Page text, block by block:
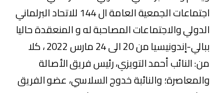
اجتماعات الجمعية العامة ال 144 للاتحاد البرلماني
الدولي والاجتماعات المصاحبة له و المنعقدة حاليا
ببالي-إندونيسيا من 20 الى 24 مارس 2022 ، كلا
من: النائب أحمد التويزي، رئيس فريق الأصالة
والمعاصرة؛ والنائبة خدوج السلاسي، عضو الفريق